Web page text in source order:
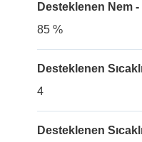
Desteklenen Nem
85 %
Desteklenen
4
Desteklenen